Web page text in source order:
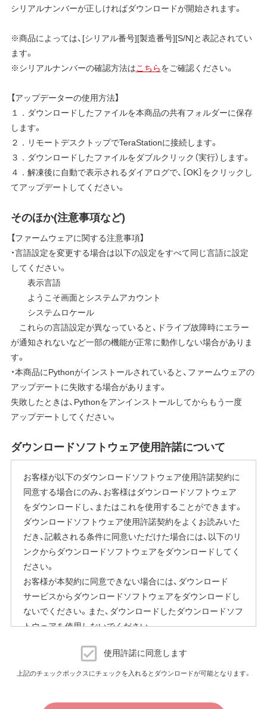
シリアルナンバーが正しければダウンロードが開始されます。
※商品によっては、[シリアル番号][製造番号][S/N]と表記されてい
ます。
※シリアルナンバーの確認方法はこちらをご確認ください。
【アップデーターの使用方法】
１．ダウンロードしたファイルを本商品の共有フォルダーに保存
します。
２．リモートデスクトップでTeraStationに接続します。
３．ダウンロードしたファイルをダブルクリック（実行）します。
４．解凍後に自動で表示されるダイアログで、［OK］をクリックし
てアップデートしてください。
そのほか(注意事項など)
【ファームウェアに関する注意事項】
・言語設定を変更する場合は以下の設定をすべて同じ言語に設定
してください。
表示言語
ようこそ画面とシステムアカウント
システムロケール
これらの言語設定が異なっていると、ドライブ故障時にエラー
が通知されないなど一部の機能が正常に動作しない場合がありま
す。
・本商品にPythonがインストールされていると、ファームウェアの
アップデートに失敗する場合があります。
失敗したときは、Pythonをアンインストールしてからもう一度
アップデートしてください。
ダウンロードソフトウェア使用許諾について
お客様が以下のダウンロードソフトウェア使用許諾契約に
同意する場合にのみ、お客様はダウンロードソフトウェア
をダウンロードし、またはこれを使用することができます。
ダウンロードソフトウェア使用許諾契約をよくお読みいた
だき、記載される条件に同意いただけた場合には、以下のリ
ンクからダウンロードソフトウェアをダウンロードしてく
ださい。
お客様が本契約に同意できない場合には、ダウンロード
サービスからダウンロードソフトウェアをダウンロードし
ないでください。また、ダウンロードしたダウンロードソフ
トウェアを使用しないでください。
ダウンロードソフトウェア使用許諾契約
（株）バッファロー（以下、弊社といいます）は、お客様がダウ
す）に同意し、ご購入いただいた商品（以下、購入商品といい
使用許諾に同意します
上記のチェックボックスにチェックを入れるとダウンロードが可能となります。